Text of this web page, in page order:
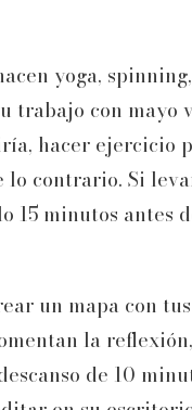
yoga,
trabajo con
hacer ejercicio
contrario. Si
15 minutos antes
un mapa con
la
de 10